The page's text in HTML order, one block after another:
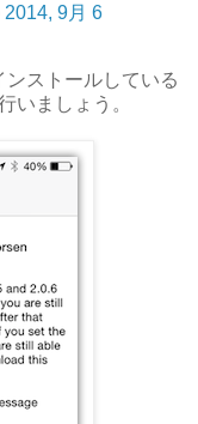
2014, 9月 6
ストールしている
いましょう。